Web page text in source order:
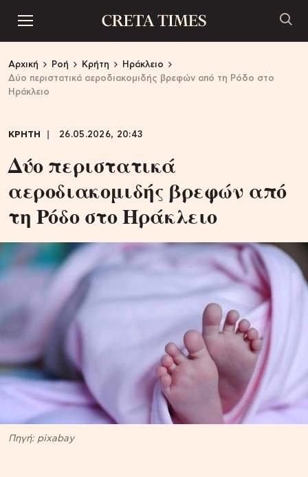
Αρχική Ροή Κρήτη
Ηράκλειο
Δύο περιστατικά αεροδιακομιδής βρεφών από τη Ρόδο στο
Ηράκλειο
ΚΡΗΤΗ 26.05.2026, 20:43
Δύο περιστατικά
αεροδιακομιδής βρεφών από
τη Ρόδο στο Ηράκλειο
Πηγή: pixabay